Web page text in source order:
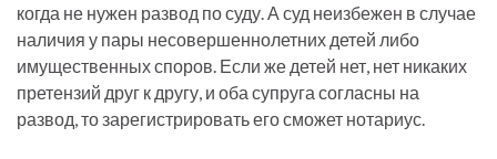
когда не нужен развод по суду. А суд неизбежен в случае
наличия у пары несовершеннолетних детей либо
имущественных споров. Если же детей нет, нет никаких
претензий друг к другу, и оба супруга согласны на
развод, то зарегистрировать его сможет нотариус.